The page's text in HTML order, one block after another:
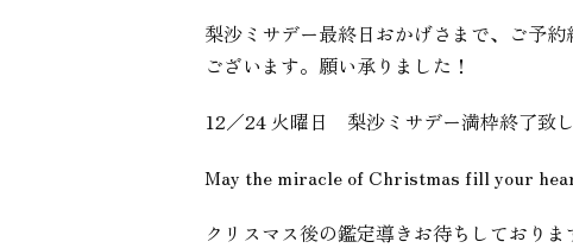
梨沙ミサデー最終日おかげさまで、ご予
ございます。願い承りました！
12／24 火曜日 梨沙ミサデー満枠終了致し
May the miracle of Christmas fill your
クリスマス後の鑑定導きお待ちしており